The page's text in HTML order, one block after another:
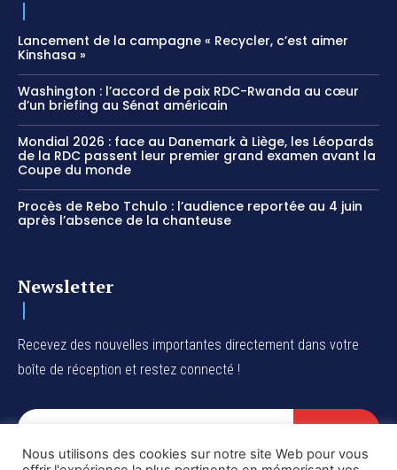
Lancement de la campagne « Recycler, c’est aimer
Kinshasa »
Washington : l’accord de paix RDC-Rwanda au cœur
d’un briefing au Sénat américain
Mondial 2026 : face au Danemark à Liège, les Léopards
de la RDC passent leur premier grand examen avant la
Coupe du monde
Procès de Rebo Tchulo : l’audience reportée au 4 juin
après l’absence de la chanteuse
Newsletter
Recevez des nouvelles importantes directement dans votre
boîte de réception et restez connecté !
SUBSCRIBE
Nous utilisons des cookies sur notre site Web pour vous